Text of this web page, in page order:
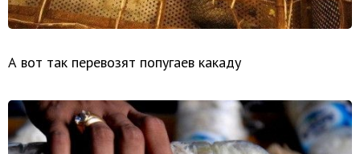
А вот так перевозят попугаев какаду